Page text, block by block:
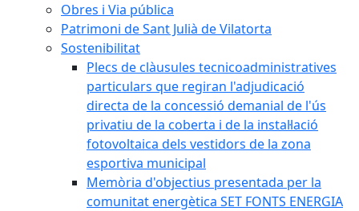
Obres i Via pública
Patrimoni de Sant Julià de Vilatorta
Sostenibilitat
Plecs de clàusules tecnicoadministratives
particulars que regiran l'adjudicació
directa de la concessió demanial de l'ús
privatiu de la coberta i de la instal·lació
fotovoltaica dels vestidors de la zona
esportiva municipal
Memòria d'objectius presentada per la
comunitat energètica SET FONTS ENERGIA